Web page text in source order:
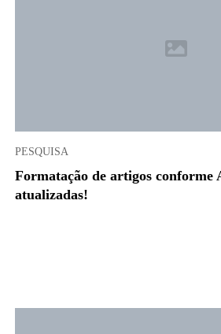
PESQUISA
Formatação de artigos conforme
atualizadas!